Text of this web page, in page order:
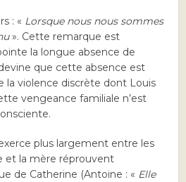
: « Lorsque nous nous sommes
». Cette remarque est
la longue absence de
que cette absence est
la violence discrète dont Louis
vengeance familiale n’est
plus largement entre les
et la mère réprouvent
de Catherine (Antoine : « Elle